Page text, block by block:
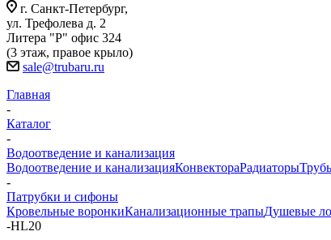
г. Санкт-Петербург,
ул. Трефолева д. 2
Литера "Р" офис 324
(3 этаж, правое крыло)
sale@trubaru.ru
Главная
-
Каталог
-
Водоотведение и канализация
Водоотведение и канализацияКонвектораРадиаторы
-
Патрубки и сифоны
Кровельные воронкиКанализационные трапыДушевые
-HL20